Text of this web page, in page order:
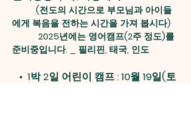
(전도의 시간으로 부모님과 아이들
에게 복음을 전하는 시간을 가져 봅시다)
2025년에는 영어캠프(2주 정도)를
준비중입니다. _ 필리핀, 태국, 인도
• 1박 2일 어린이 캠프 : 10월 19일(토